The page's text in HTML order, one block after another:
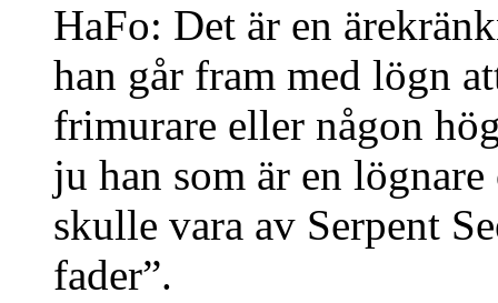
HaFo: Det är en
han går fram med lögn
frimurare eller någon
ju han som är en
skulle vara av Serpent
fader”.